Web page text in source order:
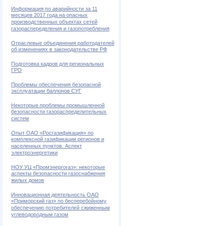
Информация по аварийности за 11
месяцев 2017 года на опасных
производственных объектах сетей
газораспеределения и газопотребления
Отраслевые объединения работодателей
об изменениях в законодательстве РФ
Подготовка кадров для региональных
ГРО
Проблемы обеспечения безопасной
эксплуатации баллонов СУГ
Некоторые проблемы промышленной
безопасности газораспределительных
систем
Опыт ОАО «Росгазификация» по
комплексной газификации регионов и
населенных пунктов. Аспект
электроэнергетики
НОУ УЦ «Промэнергогаз»: некоторые
аспекты безопасности газоснабжения
жилых домов
Инновационная деятельность ОАО
«Приморский газ» по бесперебойному
обеспечению потребителей сжиженным
углеводородным газом